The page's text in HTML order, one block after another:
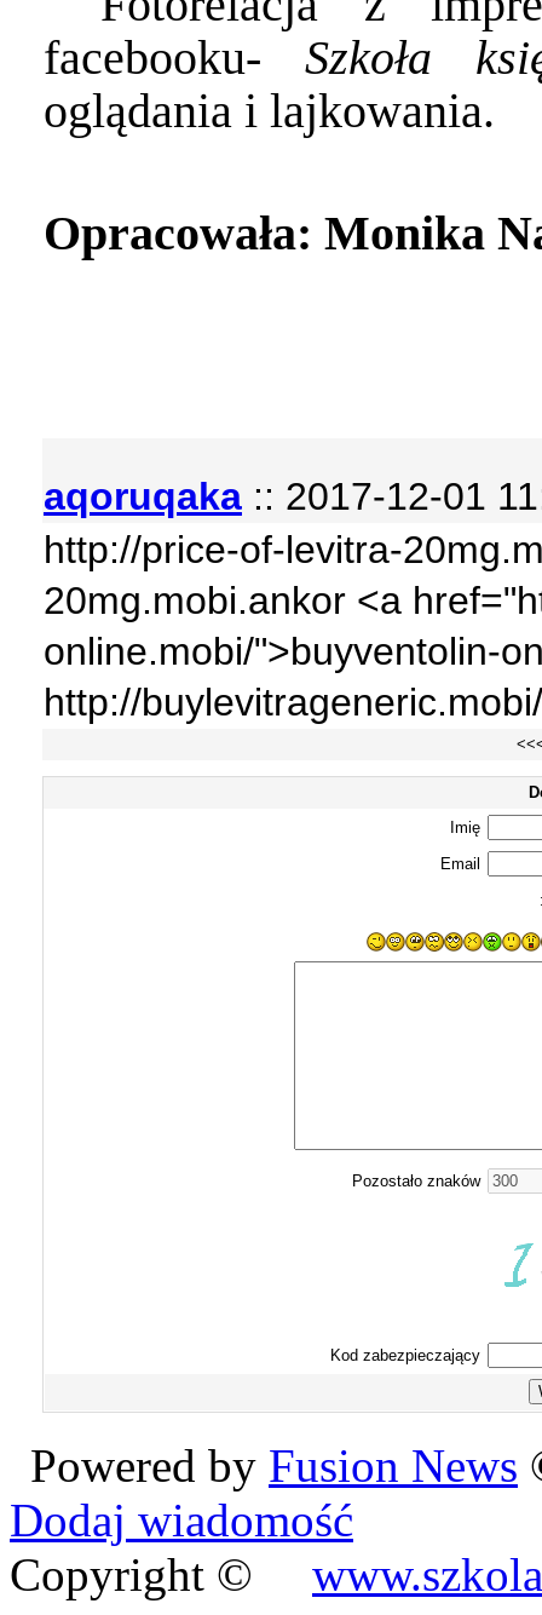
facebooku- Szkoła
oglądania i lajkowania.
Opracowała: Monika
aqoruqaka:: 2017-12-01
http://price-of-levitra-
20mg.mobi.ankor <a
online.mobi/">buyventolin-
http://buylevitrageneric.mobi/
Imię
Email
Pozostało znaków
Kod zabezpieczający
Powered by Fusion News
Dodaj wiadomość
Copyright ©